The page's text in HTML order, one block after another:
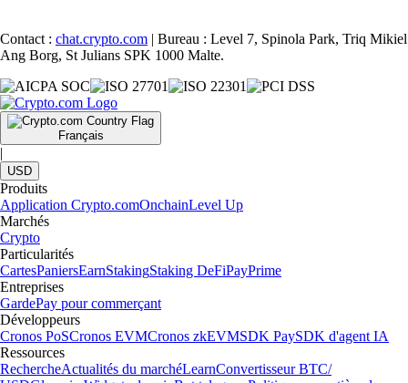
Contact : chat.crypto.com | Bureau : Level 7, Spinola Park, Triq Mikiel
Ang Borg, St Julians SPK 1000 Malte.
Français
|
USD
Produits
Application Crypto.comOnchainLevel Up
Marchés
Crypto
Particularités
CartesPaniersEarnStakingStaking DeFiPayPrime
Entreprises
GardePay pour commerçant
Développeurs
Cronos PoSCronos EVMCronos zkEVMSDK PaySDK d'agent IA
Ressources
RechercheActualités du marchéLearnConvertisseur BTC/